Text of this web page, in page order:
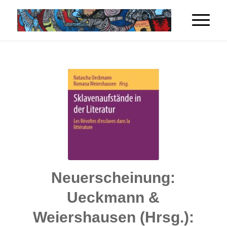
Neuerscheinung:
Ueckmann &
Weiershausen (Hrsg.):